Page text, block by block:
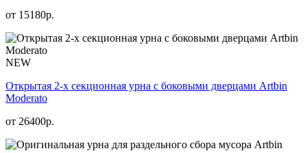
от 15180р.
NEW
Открытая 2-х секционная урна с боковыми дверцами Artbin
Moderato
от 26400р.